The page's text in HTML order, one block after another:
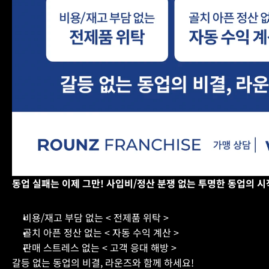
동업 실패는 이제 그만! 사입비/정산 분쟁 없는 투명한 동업의
비용/재고 부담 없는 < 전제품 위탁 >
골치 아픈 정산 없는 < 자동 수익 계산 >
판매 스트레스 없는 < 고객 응대 해방 >
갈등 없는 동업의 비결, 라운즈와 함께 하세요!